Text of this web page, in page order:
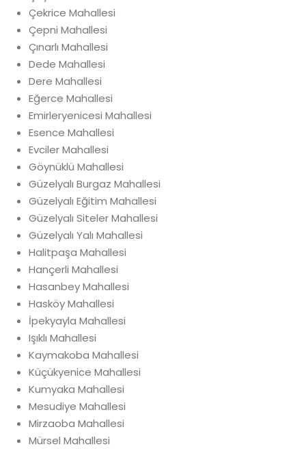
Çekrice Mahallesi
Çepni Mahallesi
Çınarlı Mahallesi
Dede Mahallesi
Dere Mahallesi
Eğerce Mahallesi
Emirleryenicesi Mahallesi
Esence Mahallesi
Evciler Mahallesi
Göynüklü Mahallesi
Güzelyalı Burgaz Mahallesi
Güzelyalı Eğitim Mahallesi
Güzelyalı Siteler Mahallesi
Güzelyalı Yalı Mahallesi
Halitpaşa Mahallesi
Hançerli Mahallesi
Hasanbey Mahallesi
Hasköy Mahallesi
İpekyayla Mahallesi
Işıklı Mahallesi
Kaymakoba Mahallesi
Küçükyenice Mahallesi
Kumyaka Mahallesi
Mesudiye Mahallesi
Mirzaoba Mahallesi
Mürsel Mahallesi